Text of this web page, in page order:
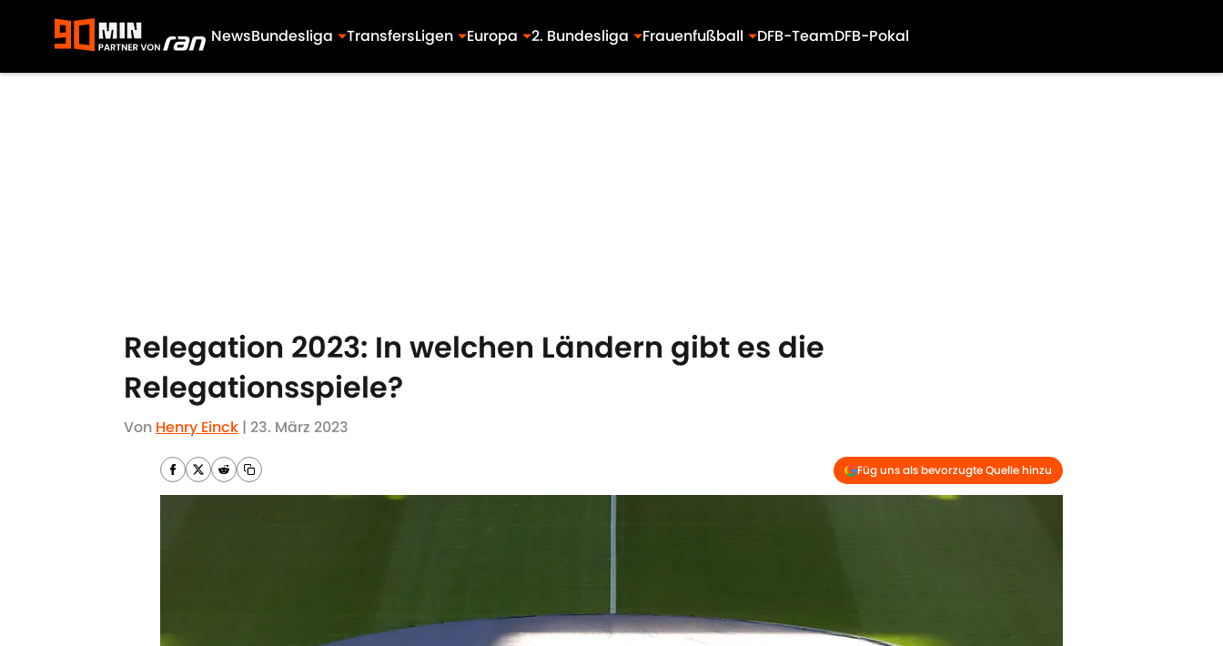
NewsBundesliga TransfersLigen Europa 2. Bundesliga Frauenfußball DFB-TeamDFB-Pokal
Relegation 2023: In welchen Ländern gibt es die
Relegationsspiele?
Von Henry Einck | 23. März 2023
Füg uns als bevorzugte Quelle hinzu